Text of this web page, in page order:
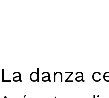
La danza